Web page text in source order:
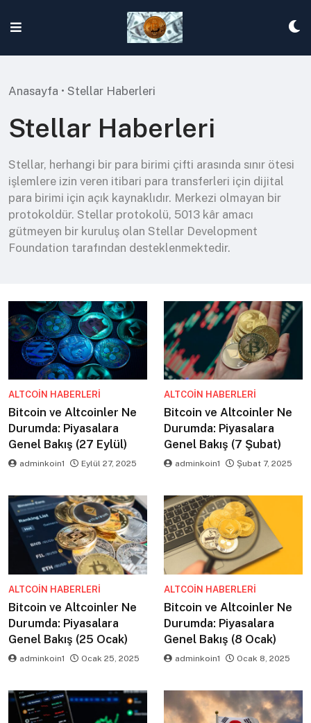
content
Anasayfa • Stellar Haberleri
Stellar Haberleri
Stellar, herhangi bir para birimi çifti arasında sınır ötesi
işlemlere izin veren itibari para transferleri için dijital
para birimi için açık kaynaklıdır. Merkezi olmayan bir
protokoldür. Stellar protokolü, 5013 kâr amacı
gütmeyen bir kuruluş olan Stellar Development
Foundation tarafından desteklenmektedir.
ALTCOIN HABERLERI
Bitcoin ve Altcoinler Ne
Durumda: Piyasalara
Genel Bakış (27 Eylül)
adminkoin1 Eylül 27, 2025
ALTCOIN HABERLERI
Bitcoin ve Altcoinler Ne
Durumda: Piyasalara
Genel Bakış (7 Şubat)
adminkoin1 Şubat 7, 2025
ALTCOIN HABERLERI
Bitcoin ve Altcoinler Ne
Durumda: Piyasalara
Genel Bakış (25 Ocak)
adminkoin1 Ocak 25, 2025
ALTCOIN HABERLERI
Bitcoin ve Altcoinler Ne
Durumda: Piyasalara
Genel Bakış (8 Ocak)
adminkoin1 Ocak 8, 2025